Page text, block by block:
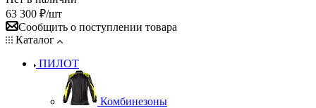
63 300 ₽/шт
Сообщить о поступлении товара
Каталог
ПИЛОТ
Комбинезоны